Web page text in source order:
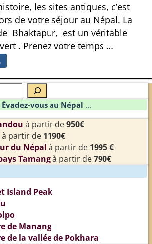
les sites antiques, c’est
de votre séjour au Népal. La
Bhaktapur, est un véritable
. Prenez votre temps …
vous au Népal ...
à partir de950€
à partir de 1190€
du Népal à partir de 1995 €
Tamangà partir de790€
Island Peak
de Manang
de la vallée de Pokhara